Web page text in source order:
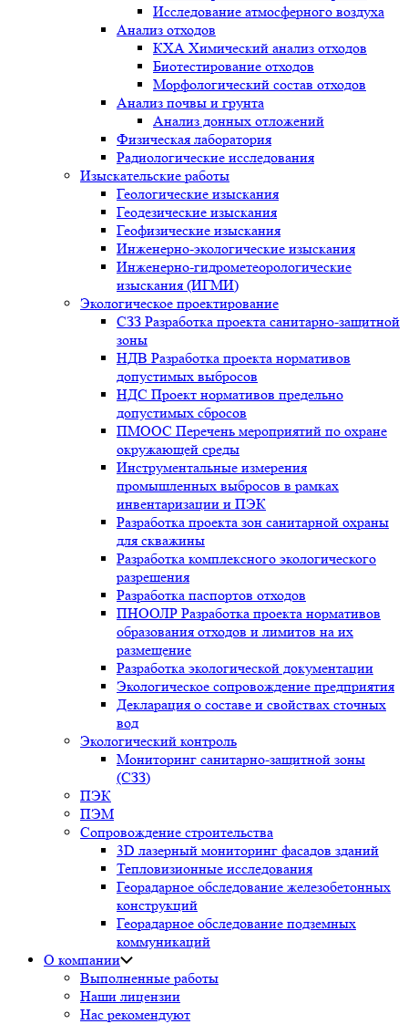
Исследование атмосферного воздуха
Анализ отходов
КХА Химический анализ отходов
Биотестирование отходов
Морфологический состав отходов
Анализ почвы и грунта
Анализ донных отложений
Физическая лаборатория
Радиологические исследования
Изыскательские работы
Геологические изыскания
Геодезические изыскания
Геофизические изыскания
Инженерно-экологические изыскания
Инженерно-гидрометеорологические
изыскания (ИГМИ)
Экологическое проектирование
СЗЗ Разработка проекта санитарно-защитной
зоны
НДВ Разработка проекта нормативов
допустимых выбросов
НДС Проект нормативов предельно
допустимых сбросов
ПМООС Перечень мероприятий по охране
окружающей среды
Инструментальные измерения
промышленных выбросов в рамках
инвентаризации и ПЭК
Разработка проекта зон санитарной охраны
для скважины
Разработка комплексного экологического
разрешения
Разработка паспортов отходов
ПНООЛР Разработка проекта нормативов
образования отходов и лимитов на их
размещение
Разработка экологической документации
Экологическое сопровождение предприятия
Декларация о составе и свойствах сточных
вод
Экологический контроль
Мониторинг санитарно-защитной зоны
(СЗЗ)
ПЭК
ПЭМ
Сопровождение строительства
3D лазерный мониторинг фасадов зданий
Тепловизионные исследования
Георадарное обследование железобетонных
конструкций
Георадарное обследование подземных
коммуникаций
О компании
Выполненные работы
Наши лицензии
Нас рекомендуют